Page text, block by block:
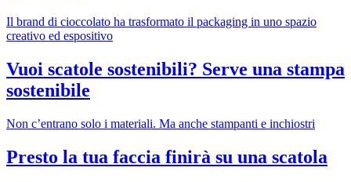
Il brand di cioccolato ha trasformato il packaging in uno spazio
creativo ed espositivo
Vuoi scatole sostenibili? Serve una stampa
sostenibile
Non c’entrano solo i materiali. Ma anche stampanti e inchiostri
Presto la tua faccia finirà su una scatola